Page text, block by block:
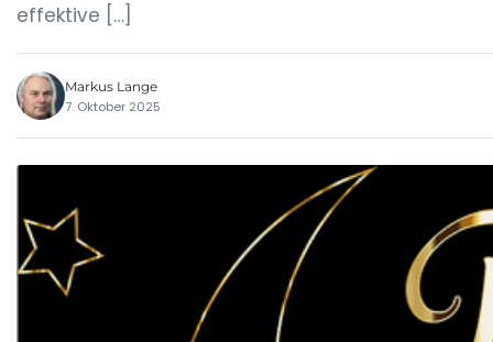
effektive […]
Markus Lange
7. Oktober 2025